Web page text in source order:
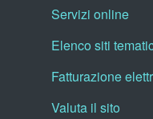
Servizi online
Elenco siti
Fatturazione
Valuta il sito